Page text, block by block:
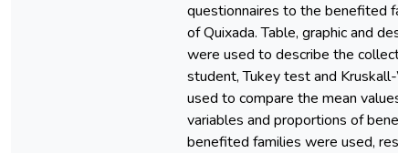
questionnaires to the benefited
of Quixada. Table, graphic and
were used to describe the
student, Tukey test and Kruskall-
used to compare the mean values
variables and proportions of
benefited families were used,